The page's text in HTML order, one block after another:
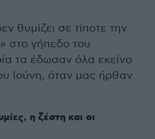
θυμίζει σε τίποτε την
στο γήπεδο του
τα έδωσαν όλα εκείνο
Ιούνη, όταν μας ήρθαν
η ζέστη και οι